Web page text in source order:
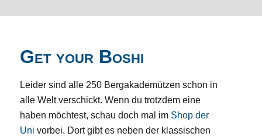
Get your Boshi
Leider sind alle 250 Bergakademützen schon in
alle Welt verschickt. Wenn du trotzdem eine
haben möchtest, schau doch mal im Shop der
Uni vorbei. Dort gibt es neben der klassischen